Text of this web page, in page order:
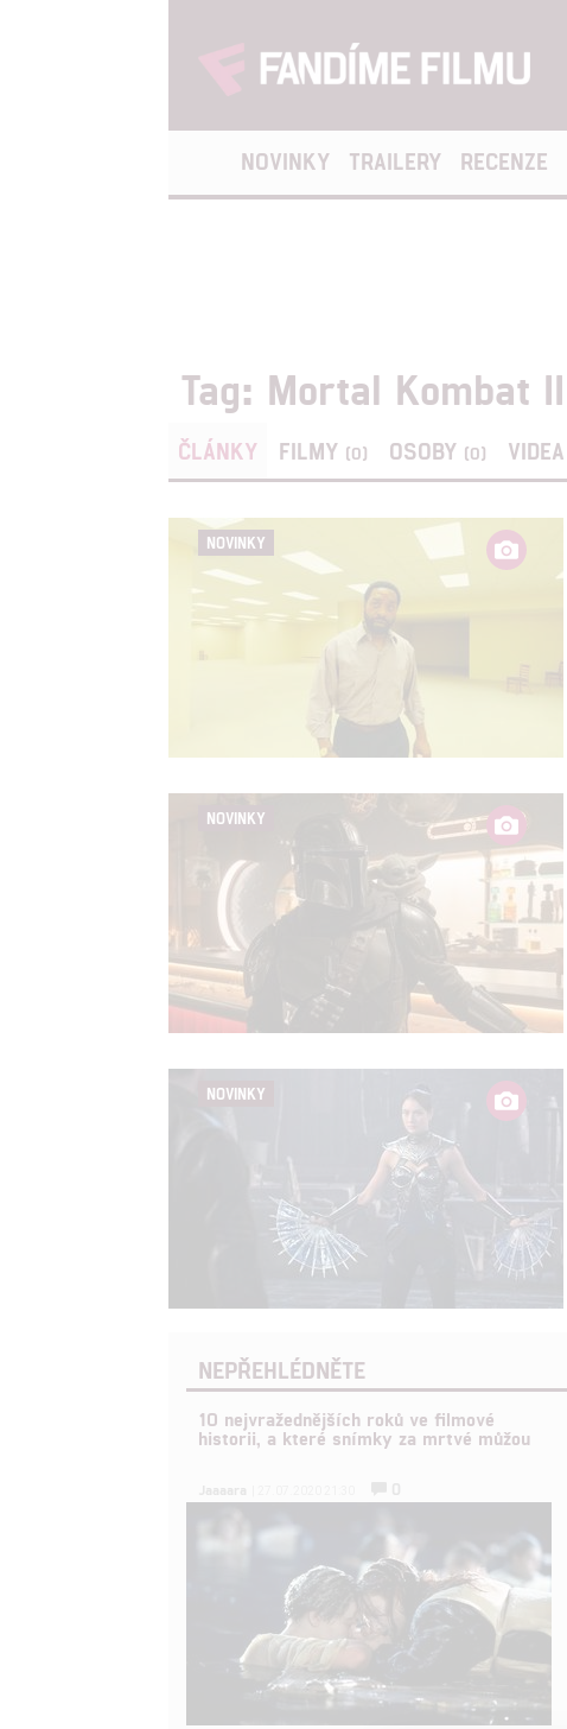
NOVINKY TRAILERY RECENZE
Tag: Mortal Kombat II
ČLÁNKY FILMY (0) OSOBY (0) VIDEA
NOVINKY
NOVINKY
NOVINKY
NEPŘEHLÉDNĚTE
10 nejvražednějších roků ve filmové
historii, a které snímky za mrtvé můžou